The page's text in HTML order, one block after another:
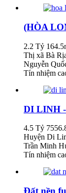
(HÒA
2.2 Tỷ
Thị xã Bà
Nguyễn
Tín nhiệm
DI LINH
4.5 Tỷ
Huyện Di
Trần Minh
Tín nhiệm
Đất nền